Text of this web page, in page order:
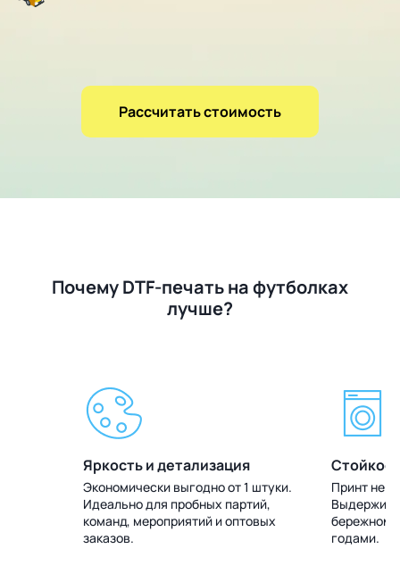
Рассчитать стоимость
Почему DTF-печать на футболках
лучше?
Яркость и детализация
Экономически выгодно от 1 штуки.
Идеально для пробных партий,
команд, мероприятий и оптовых
заказов.
Принт не
бережном
годами.